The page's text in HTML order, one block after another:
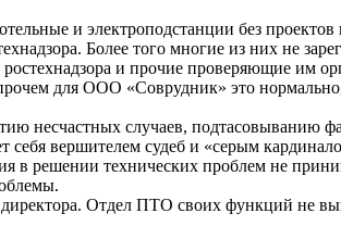
и электроподстанции без
Более того многие из них не
и прочие проверяющие им
для ООО «Соврудник» это
несчастных случаев, подтасовыванию
вершителем судеб и «серым
решении технических проблем не
Отдел ПТО своих функций не